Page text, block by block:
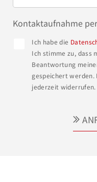
Kontaktaufnahme
Ich habe die
Ich stimme zu, dass
Beantwortung
gespeichert werden.
jederzeit widerrufen.